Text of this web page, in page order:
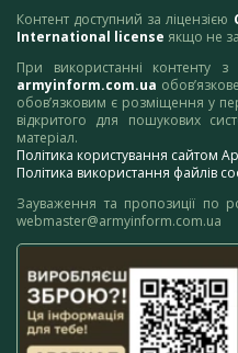
Контент доступний за ліцензією
International license якщо не
При використанні контенту
armyinform.com.ua
обов’язковим є розміщення у
відкритого для пошукових
матеріал.
Політика користування сайтом
Політика використання файлів
Зауваження та пропозиції по
webmaster@armyinform.com.ua